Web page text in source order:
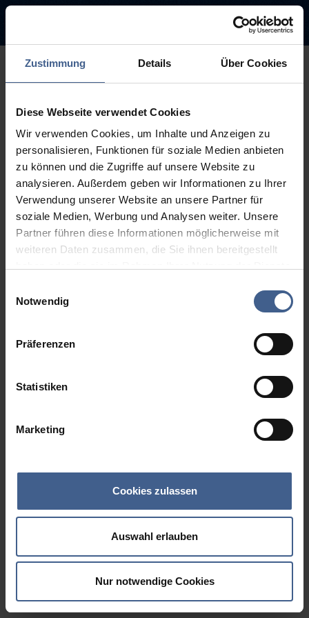
Zustimmung Details Über Cookies
Diese Webseite verwendet Cookies
Wir verwenden Cookies, um Inhalte und Anzeigen zu
personalisieren, Funktionen für soziale Medien anbieten
zu können und die Zugriffe auf unsere Website zu
analysieren. Außerdem geben wir Informationen zu Ihrer
Verwendung unserer Website an unsere Partner für
soziale Medien, Werbung und Analysen weiter. Unsere
Partner führen diese Informationen möglicherweise mit
weiteren Daten zusammen, die Sie ihnen bereitgestellt
Weitere Informationen finden Sie in unseren
Notwendig
Präferenzen
Statistiken
Marketing
Cookies zulassen
Auswahl erlauben
Nur notwendige Cookies
Entschuldigung diese Seite ist
leider nicht verfügbar
Der Link, dem Sie gefolgt sind, ist möglicherweise defekt oder die
Seite wurde entfernt.
Zurück zur Startseite Zur Suche